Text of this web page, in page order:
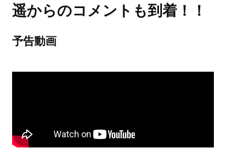
遥からのコメントも到着！！
予告動画